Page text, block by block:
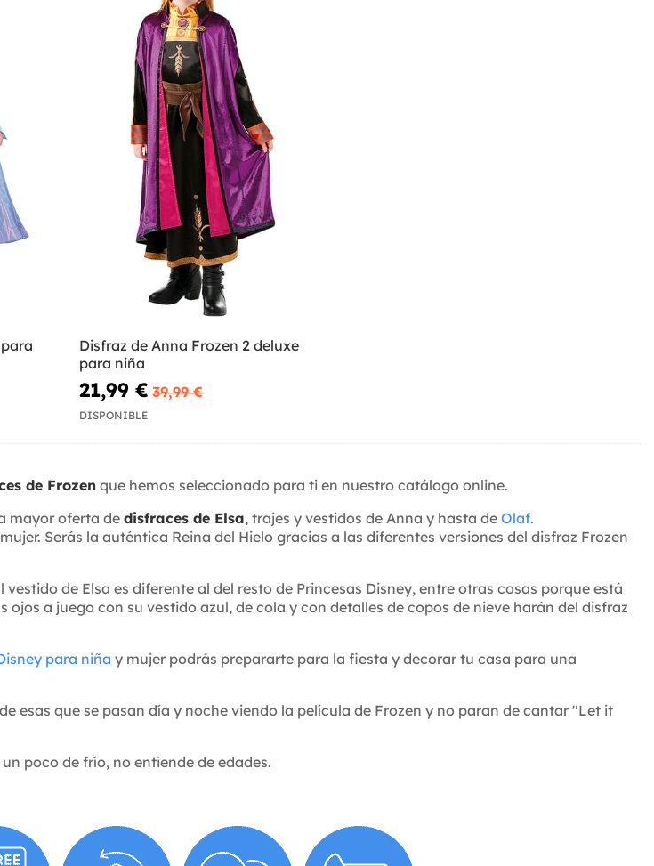
Disfraz de Anna Frozen 2 deluxe
para niña
21,99 € 39,99 €
DISPONIBLE
de Frozen que hemos seleccionado para ti en nuestro catálogo online.
mayor oferta de disfraces de Elsa, trajes y vestidos de Anna y hasta de Olaf.
Serás la auténtica Reina del Hielo gracias a las diferentes versiones del disfraz Frozen
de Elsa es diferente al del resto de Princesas Disney, entre otras cosas porque está
a juego con su vestido azul, de cola y con detalles de copos de nieve harán del disfraz
para niña y mujer podrás prepararte para la fiesta y decorar tu casa para una
esas que se pasan día y noche viendo la película de Frozen y no paran de cantar "Let it
poco de frío, no entiende de edades.